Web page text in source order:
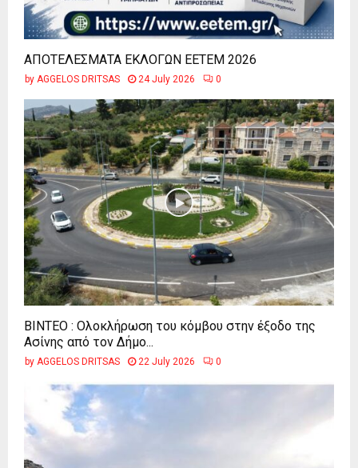
ΑΠΟΤΕΛΕΣΜΑΤΑ ΕΚΛΟΓΩΝ ΕΕΤΕΜ 2026
by AGGELOS DRITSAS 24 July 2026 0
ΒΙΝΤΕΟ : Ολοκλήρωση του κόμβου στην έξοδο της
Ασίνης από τον Δήμο...
by AGGELOS DRITSAS 22 July 2026 0